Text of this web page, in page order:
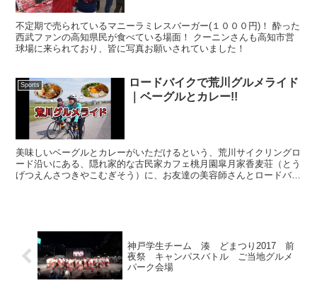
不定期で売られているマニーラミレスバーガー(１０００円)！ 酔った
西武ファンの高知県民が食べている場面！ クーニンさんも高知市営
球場に来られており、皆に写真お願いされていました！
Sports
ロードバイクで荒川グルメライド
｜ベーグルとカレー!!
美味しいベーグルとカレーがいただけるという、荒川サイクリングロ
ード沿いにある、隠れ家的な古民家カフェ桃月園皐月家香麦荘（とう
げつえんさつきやこむぎそう）に、お友達の美容師さんとロードバイ
神戸学生チーム 湊 どまつり2017 前
夜祭 キャンパスバトル ご当地グルメ
パーク会場